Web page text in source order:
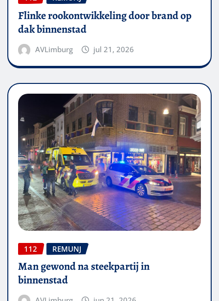
Flinke rookontwikkeling door brand op
dak binnenstad
AVLimburg jul 21, 2026
112 REMUNJ
Man gewond na steekpartij in
binnenstad